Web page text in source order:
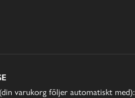
varukorg följer automatiskt med):